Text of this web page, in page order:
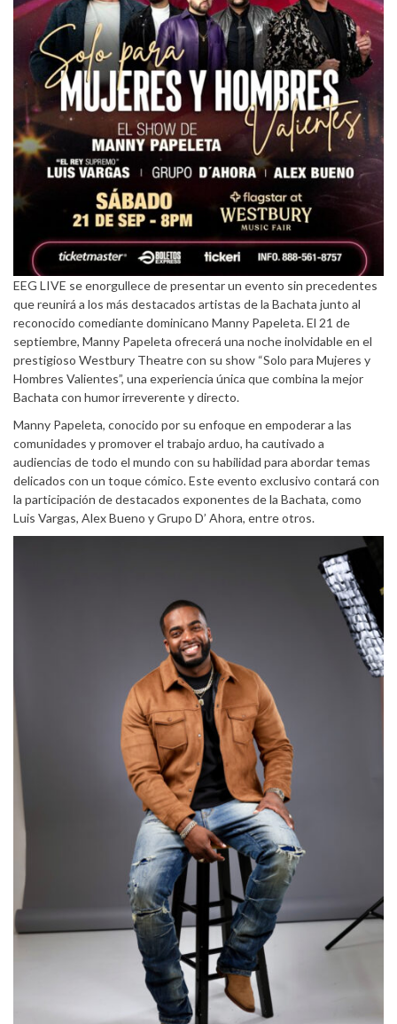
EEG LIVE se enorgullece de presentar un evento sin precedentes
que reunirá a los más destacados artistas de la Bachata junto al
reconocido comediante dominicano Manny Papeleta. El 21 de
septiembre, Manny Papeleta ofrecerá una noche inolvidable en el
prestigioso Westbury Theatre con su show “Solo para Mujeres y
Hombres Valientes”, una experiencia única que combina la mejor
Bachata con humor irreverente y directo.
Manny Papeleta, conocido por su enfoque en empoderar a las
comunidades y promover el trabajo arduo, ha cautivado a
audiencias de todo el mundo con su habilidad para abordar temas
delicados con un toque cómico. Este evento exclusivo contará con
la participación de destacados exponentes de la Bachata, como
Luis Vargas, Alex Bueno y Grupo D’ Ahora, entre otros.